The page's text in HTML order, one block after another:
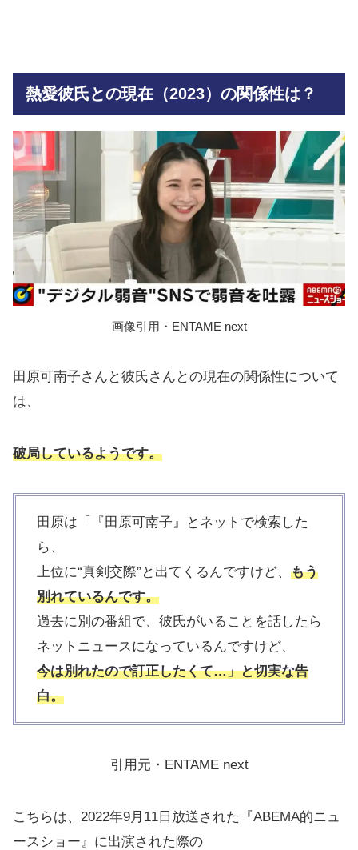
熱愛彼氏との現在（2023）の関係性は？
画像引用・ENTAME next
田原可南子さんと彼氏さんとの現在の関係性について
は、
破局しているようです。
田原は「『田原可南子』とネットで検索した
ら、
上位に“真剣交際”と出てくるんですけど、 もう
別れているんです。
過去に別の番組で、彼氏がいることを話したら
ネットニュースになっているんですけど、
今は別れたので訂正したくて…」と切実な告
白。
引用元・ENTAME next
こちらは、2022年9月11日放送された『ABEMA的ニュ
ースショー』に出演された際の